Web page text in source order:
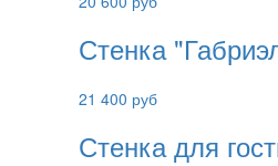
Стенка
21 400 руб
Стенка для